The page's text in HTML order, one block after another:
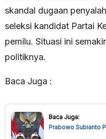
skandal dugaan
seleksi kandidat Partai
pemilu. Situasi ini
politiknya.
Baca Juga :
Baca Juga:
Prabowo Subianto